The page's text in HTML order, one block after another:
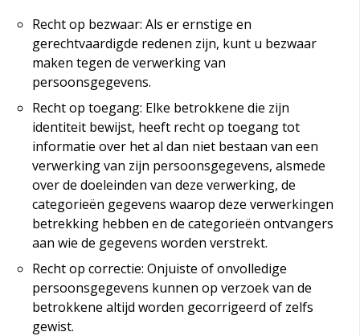
Recht op bezwaar: Als er ernstige en
gerechtvaardigde redenen zijn, kunt u bezwaar
maken tegen de verwerking van
persoonsgegevens.
Recht op toegang: Elke betrokkene die zijn
identiteit bewijst, heeft recht op toegang tot
informatie over het al dan niet bestaan van een
verwerking van zijn persoonsgegevens, alsmede
over de doeleinden van deze verwerking, de
categorieën gegevens waarop deze verwerkingen
betrekking hebben en de categorieën ontvangers
aan wie de gegevens worden verstrekt.
Recht op correctie: Onjuiste of onvolledige
persoonsgegevens kunnen op verzoek van de
betrokkene altijd worden gecorrigeerd of zelfs
gewist.